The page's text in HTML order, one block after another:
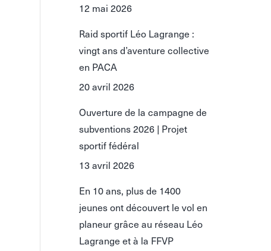
12 mai 2026
Raid sportif Léo Lagrange :
vingt ans d’aventure collective
en PACA
20 avril 2026
Ouverture de la campagne de
subventions 2026 | Projet
sportif fédéral
13 avril 2026
En 10 ans, plus de 1400
jeunes ont découvert le vol en
planeur grâce au réseau Léo
Lagrange et à la FFVP